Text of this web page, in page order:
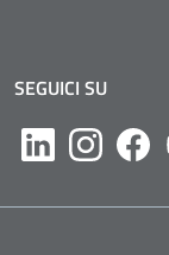
SEGUICI SU
LikedinInstagram